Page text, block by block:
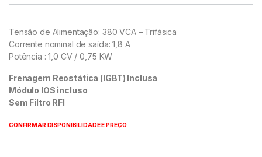
Tensão de Alimentação: 380 VCA – Trifásica
Corrente nominal de saída: 1,8 A
Potência : 1,0 CV / 0,75 KW
Frenagem Reostática (IGBT) Inclusa
Módulo IOS incluso
Sem Filtro RFI
CONFIRMAR DISPONIBILIDADE E PREÇO